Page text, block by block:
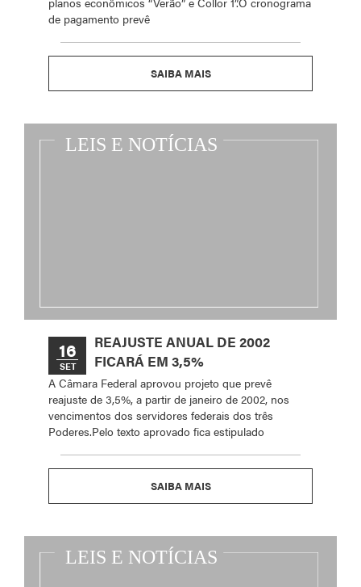
de pagamento prevê
SAIBA MAIS
16
SET
REAJUSTE ANUAL DE 2002
FICARÁ EM 3,5%
A Câmara Federal aprovou projeto que prevê
reajuste de 3,5%, a partir de janeiro de 2002, nos
vencimentos dos servidores federais dos três
Poderes.Pelo texto aprovado fica estipulado
SAIBA MAIS